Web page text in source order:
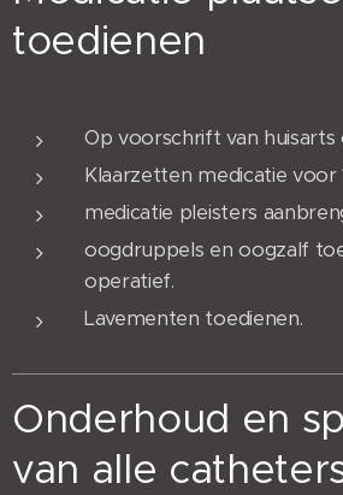
toedienen
Op voorschrift van huisarts
Klaarzetten medicatie voor
medicatie pleisters
oogdruppels en oogzalf
operatief.
Lavementen toedienen.
Onderhoud en
van alle